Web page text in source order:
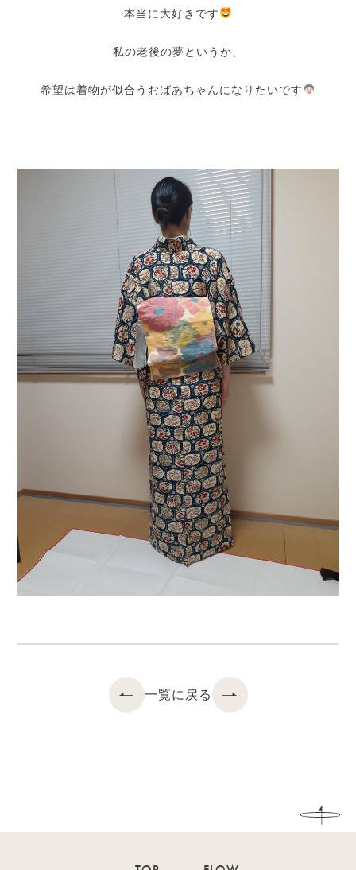
本当に大好きです
私の老後の夢というか、
希望は着物が似合うおばあちゃんになりたいです
一覧に戻る